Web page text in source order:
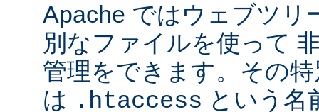
Apache ではウェブツリ
別なファイルを使って
管理をできます。その
は .htaccess という名